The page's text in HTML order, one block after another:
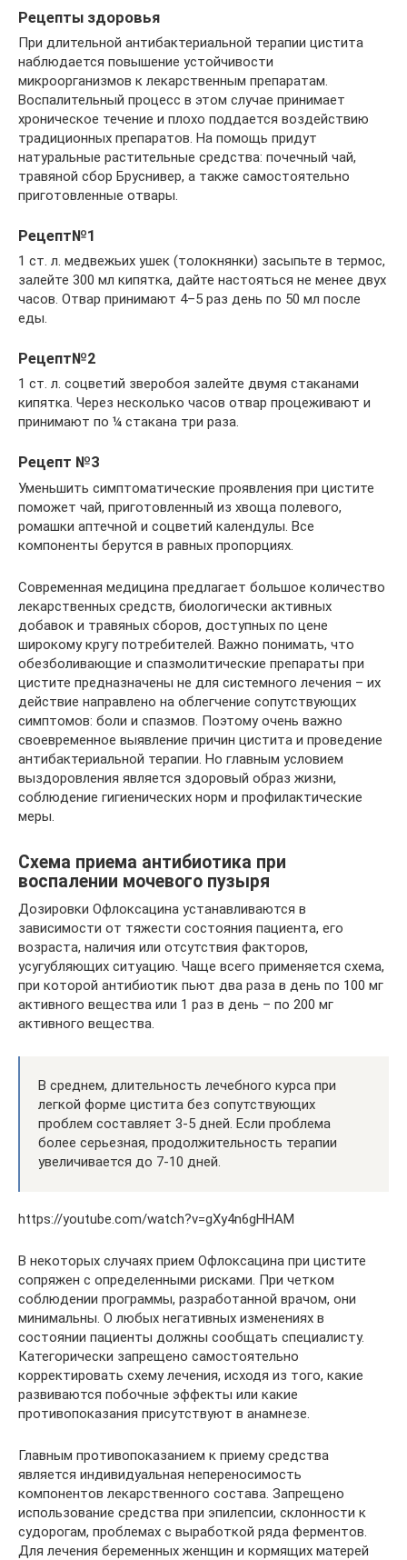
Рецепты здоровья
При длительной антибактериальной терапии цистита
наблюдается повышение устойчивости
микроорганизмов к лекарственным препаратам.
Воспалительный процесс в этом случае принимает
хроническое течение и плохо поддается воздействию
традиционных препаратов. На помощь придут
натуральные растительные средства: почечный чай,
травяной сбор Бруснивер, а также самостоятельно
приготовленные отвары.
Рецепт№1
1 ст. л. медвежьих ушек (толокнянки) засыпьте в термос,
залейте 300 мл кипятка, дайте настояться не менее двух
часов. Отвар принимают 4–5 раз день по 50 мл после
еды.
Рецепт№2
1 ст. л. соцветий зверобоя залейте двумя стаканами
кипятка. Через несколько часов отвар процеживают и
принимают по ¼ стакана три раза.
Рецепт №3
Уменьшить симптоматические проявления при цистите
поможет чай, приготовленный из хвоща полевого,
ромашки аптечной и соцветий календулы. Все
компоненты берутся в равных пропорциях.
Современная медицина предлагает большое количество
лекарственных средств, биологически активных
добавок и травяных сборов, доступных по цене
широкому кругу потребителей. Важно понимать, что
обезболивающие и спазмолитические препараты при
цистите предназначены не для системного лечения – их
действие направлено на облегчение сопутствующих
симптомов: боли и спазмов. Поэтому очень важно
своевременное выявление причин цистита и проведение
антибактериальной терапии. Но главным условием
выздоровления является здоровый образ жизни,
соблюдение гигиенических норм и профилактические
меры.
Схема приема антибиотика при
воспалении мочевого пузыря
Дозировки Офлоксацина устанавливаются в
зависимости от тяжести состояния пациента, его
возраста, наличия или отсутствия факторов,
усугубляющих ситуацию. Чаще всего применяется схема,
при которой антибиотик пьют два раза в день по 100 мг
активного вещества или 1 раз в день – по 200 мг
активного вещества.
В среднем, длительность лечебного курса при
легкой форме цистита без сопутствующих
проблем составляет 3-5 дней. Если проблема
более серьезная, продолжительность терапии
увеличивается до 7-10 дней.
https://youtube.com/watch?v=gXy4n6gHHAM
В некоторых случаях прием Офлоксацина при цистите
сопряжен с определенными рисками. При четком
соблюдении программы, разработанной врачом, они
минимальны. О любых негативных изменениях в
состоянии пациенты должны сообщать специалисту.
Категорически запрещено самостоятельно
корректировать схему лечения, исходя из того, какие
развиваются побочные эффекты или какие
противопоказания присутствуют в анамнезе.
Главным противопоказанием к приему средства
является индивидуальная непереносимость
компонентов лекарственного состава. Запрещено
использование средства при эпилепсии, склонности к
судорогам, проблемах с выработкой ряда ферментов.
Для лечения беременных женщин и кормящих матерей